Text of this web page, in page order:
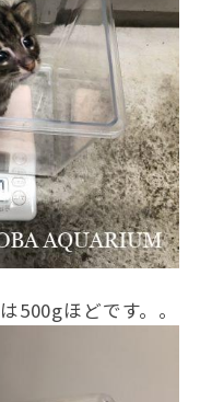
500gほどです。。